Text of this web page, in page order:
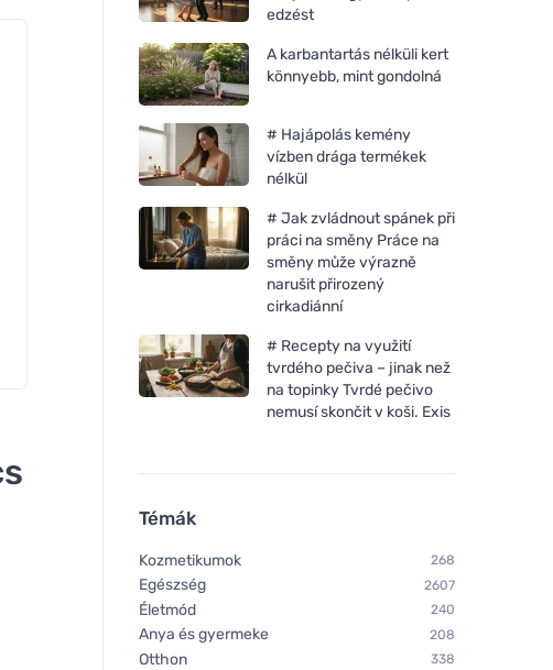
babakellékek - kaniszter (5
edzést
A karbantartás nélküli kert
könnyebb, mint gondolná
# Hajápolás kemény
vízben drága termékek
nélkül
# Jak zvládnout spánek při
práci na směny Práce na
směny může výrazně
narušit přirozený
cirkadiánní
# Recepty na využití
tvrdého pečiva – jinak než
na topinky Tvrdé pečivo
nemusí skončit v koši. Exis
Témák
Kozmetikumok 268
Egészség 2607
Életmód 240
Anya és gyermeke 208
Otthon 338